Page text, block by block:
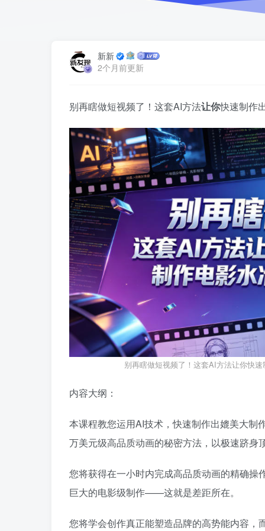
新新
2个月前更新
别再瞎做短视频了！这套AI方法让你快速制作
别再瞎做短视频了！这套AI方法让你快
内容大纲：
本课程教您运用AI技术，快速制作出媲美大制
万美元级高品质动画的秘密方法，以极速跻身
您将获得在一小时内完成高品质动画的精确
巨大的电影级制作——这就是差距所在。
您将学会创作真正能塑造品牌的高势能内容